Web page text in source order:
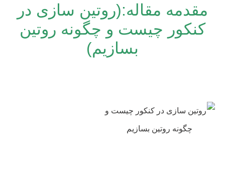
مقدمه مقاله:(روتین سازی در
کنکور چیست و چگونه روتین
بسازیم)